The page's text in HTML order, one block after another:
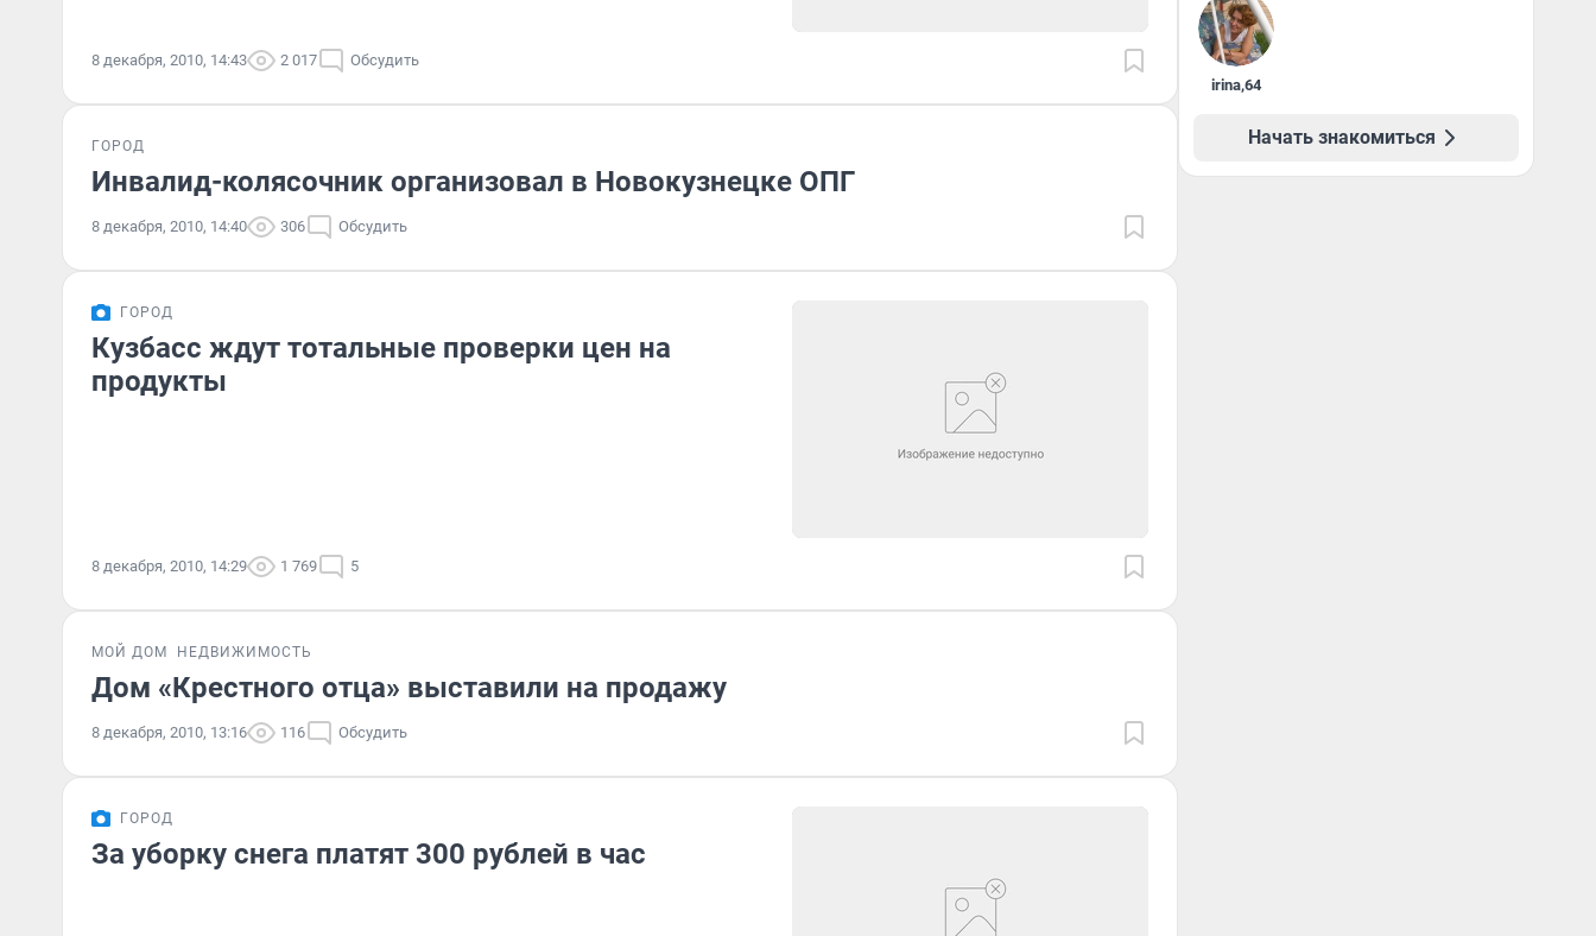
8 декабря, 2010, 14:43 2 017 Обсудить
ГОРОД
Инвалид-колясочник организовал в Новокузнецке ОПГ
8 декабря, 2010, 14:40 306 Обсудить
ГОРОД
Кузбасс ждут тотальные проверки цен на
продукты
8 декабря, 2010, 14:29 1 769 5
МОЙ ДОМ НЕДВИЖИМОСТЬ
Дом «Крестного отца» выставили на продажу
8 декабря, 2010, 13:16 116 Обсудить
ГОРОД
За уборку снега платят 300 рублей в час
irina,64
Начать знакомиться